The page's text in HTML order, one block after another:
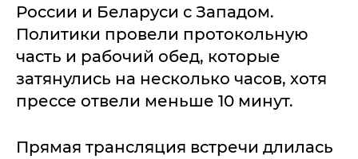
России и Беларуси с Западом.
Политики провели протокольную
часть и рабочий обед, которые
затянулись на несколько часов, хотя
прессе отвели меньше 10 минут.
Прямая трансляция встречи длилась